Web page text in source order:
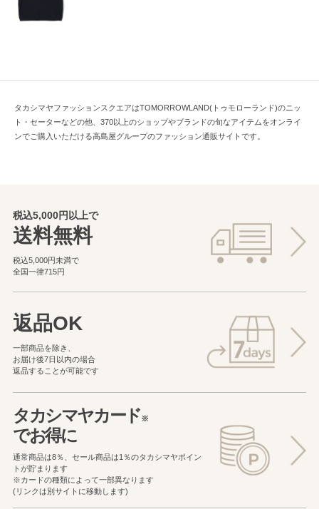
タカシマヤファッションスクエアはTOMORROWLAND(トゥモローランド)のニッ
ト・セーターなどの他、370以上のショップやブランドの旬なアイテムをオンライ
ンでご購入いただける高島屋グループのファッション通販サイトです。
税込5,000円以上で
送料無料
税込5,000円未満で
全国一律715円
返品OK
一部商品を除き、
お届け後7日以内の場合
返品することが可能です
タカシマヤカード※
でお得に
通常商品は8％、セール商品は1％のタカシマヤポイン
トが貯まります
※カードの種類によって一部異なります
(リンクは別サイトに移動します)